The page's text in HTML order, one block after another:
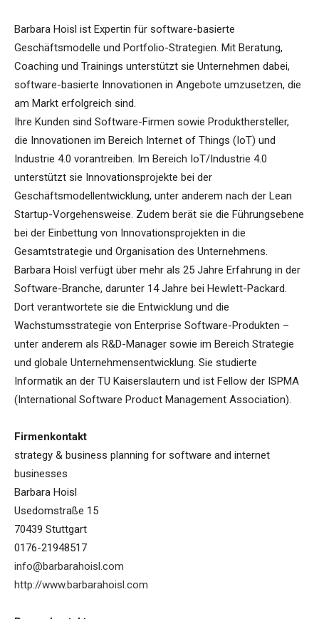
Barbara Hoisl ist Expertin für software-basierte
Geschäftsmodelle und Portfolio-Strategien. Mit Beratung,
Coaching und Trainings unterstützt sie Unternehmen dabei,
software-basierte Innovationen in Angebote umzusetzen, die
am Markt erfolgreich sind.
Ihre Kunden sind Software-Firmen sowie Produkthersteller,
die Innovationen im Bereich Internet of Things (IoT) und
Industrie 4.0 vorantreiben. Im Bereich IoT/Industrie 4.0
unterstützt sie Innovationsprojekte bei der
Geschäftsmodellentwicklung, unter anderem nach der Lean
Startup-Vorgehensweise. Zudem berät sie die Führungsebene
bei der Einbettung von Innovationsprojekten in die
Gesamtstrategie und Organisation des Unternehmens.
Barbara Hoisl verfügt über mehr als 25 Jahre Erfahrung in der
Software-Branche, darunter 14 Jahre bei Hewlett-Packard.
Dort verantwortete sie die Entwicklung und die
Wachstumsstrategie von Enterprise Software-Produkten –
unter anderem als R&D-Manager sowie im Bereich Strategie
und globale Unternehmensentwicklung. Sie studierte
Informatik an der TU Kaiserslautern und ist Fellow der ISPMA
(International Software Product Management Association).
Firmenkontakt
strategy & business planning for software and internet
businesses
Barbara Hoisl
Usedomstraße 15
70439 Stuttgart
0176-21948517
info@barbarahoisl.com
http://www.barbarahoisl.com